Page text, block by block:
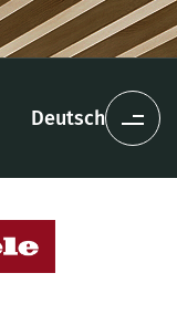
Deutsch